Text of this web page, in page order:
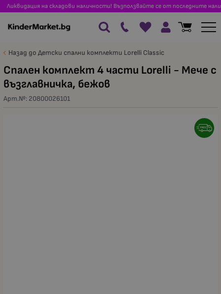
Ликвидация на складови наличности! Възползвайте се от последните
Назад до Детски спални комплекти Lorelli Classic
Спален комплект 4 части Lorelli - Мече с
възглавничка, бежов
Арт.№: 20800026101